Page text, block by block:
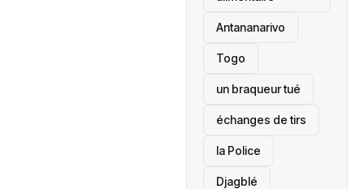
Antananarivo
‎Togo
un braqueur tué
échanges de tirs
la Police
Djagblé